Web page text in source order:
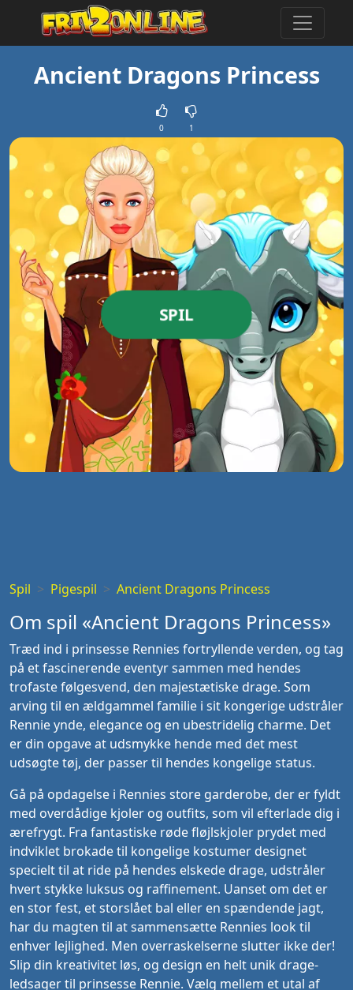
Ancient Dragons Princess
0 1
SPIL
Spil Pigespil Ancient Dragons Princess
Om spil «Ancient Dragons Princess»
Træd ind i prinsesse Rennies fortryllende verden, og tag
på et fascinerende eventyr sammen med hendes
trofaste følgesvend, den majestætiske drage. Som
arving til en ældgammel familie i sit kongerige udstråler
Rennie ynde, elegance og en ubestridelig charme. Det
er din opgave at udsmykke hende med det mest
udsøgte tøj, der passer til hendes kongelige status.
Gå på opdagelse i Rennies store garderobe, der er fyldt
med overdådige kjoler og outfits, som vil efterlade dig i
ærefrygt. Fra fantastiske røde fløjlskjoler prydet med
indviklet brokade til kongelige kostumer designet
specielt til at ride på hendes elskede drage, udstråler
hvert stykke luksus og raffinement. Uanset om det er
en stor fest, et storslået bal eller en spændende jagt,
har du magten til at sammensætte Rennies look til
enhver lejlighed. Men overraskelserne slutter ikke der!
Slip din kreativitet løs, og design en helt unik drage-
ledsager til prinsesse Rennie. Vælg mellem et utal af